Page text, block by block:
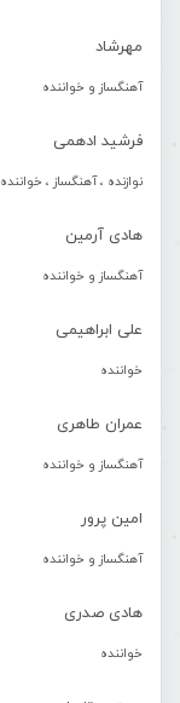
مهرشاد
آهنگساز و خواننده
فرشید ادهمی
نوازنده ، آهنگساز ، خواننده
هادی آرمین
آهنگساز و خواننده
علی ابراهیمی
خواننده
عمران طاهری
آهنگساز و خواننده
امین پرور
آهنگساز و خواننده
هادی صدری
خواننده